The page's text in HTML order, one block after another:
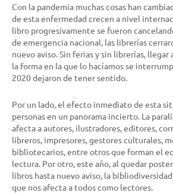
Con la pandemia muchas cosas han
de esta enfermedad crecen a nivel
libro progresivamente se fueron
de emergencia nacional, las librerías
nuevo aviso. Sin ferias y sin librerías,
la forma en la que lo hacíamos se
2020 dejaron de tener sentido.
Por un lado, el efecto inmediato de esta
personas en un panorama incierto. La
afecta a autores, ilustradores, editores,
libreros, impresores, gestores culturales,
bibliotecarios, entre otros que forman el
lectura. Por otro, este año, al quedar
libros hasta nuevo aviso, la
que nos afecta a todos como lectores.